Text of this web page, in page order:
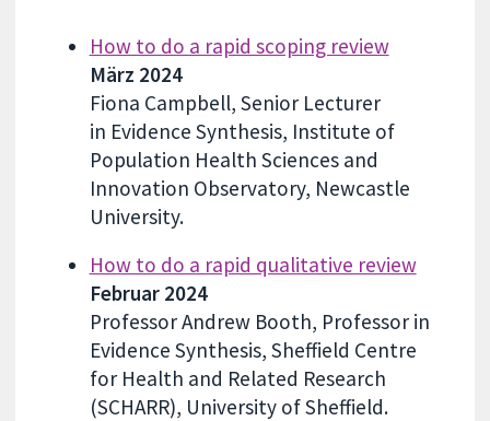
How to do a rapid scoping review
März 2024
Fiona Campbell, Senior Lecturer
in Evidence Synthesis, Institute of
Population Health Sciences and
Innovation Observatory, Newcastle
University.
How to do a rapid qualitative review
Februar 2024
Professor Andrew Booth, Professor in
Evidence Synthesis, Sheffield Centre
for Health and Related Research
(SCHARR), University of Sheffield.